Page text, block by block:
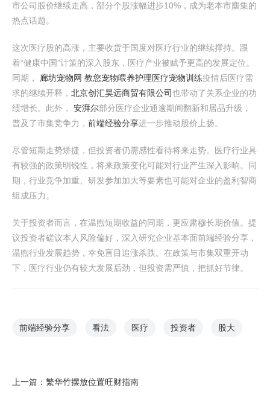
市公司股价继续走高，部分个股涨幅进步10%，成为老本市麇集的
热点话题。
这次医疗股的高涨，主要收货于国度对医疗行业的继续撑持。跟
着“健康中国”计策的深入股东，医疗产业被赋予更高的发展定位。
同期， 廊坊宠物网 教您宠物喂养护理医疗宠物训练疫情后医疗需
求的继续开释， 北京创汇昊远商贸有限公司也带动了关系企业的功
绩增长。此外， 安湃尔部分医疗企业通逾期间翻新和居品升级，
普及了市集竞争力， 前端经验分享进一步推动股价上扬。
尽管短期走势矫捷，但投资者仍需感性看待将来走势。医疗行业具
有较强的政策明锐性，将来政策变化可能对行业产生深入影响。同
期，行业竞争加重、研发参加加大等要素也可能对企业的盈利智商
组成压力。
关于投资者而言，在温煦短期收益的同期，更应肃穆长期价值。提
议投资者磋议本人风险偏好，深入研究企业基本面前端经验分享，
温煦行业发展趋势，幸免盲目追涨杀跌。在政策与市集双重开动
下，医疗行业仍有较大发展后劲，但投资需严慎，把抓好节律。
前端经验分享 看法 医疗 投资者 股大
上一篇： 繁华竹摆放位置旺财指南